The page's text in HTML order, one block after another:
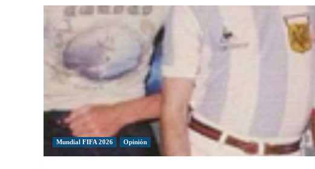
Mundial FIFA 2026 Opinión